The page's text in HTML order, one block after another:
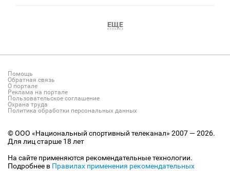
ЕЩЕ
Помощь
Обратная связь
О портале
Реклама на портале
Пользовательское соглашение
Охрана труда
Политика обработки персональных данных
© ООО «Национальный спортивный телеканал» 2007 — 2026.
Для лиц старше 18 лет
На сайте применяются рекомендательные технологии.
Подробнее в Правилах применения рекомендательных